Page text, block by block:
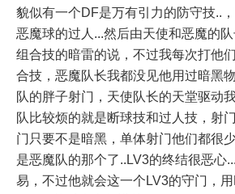
貌似有一个DF是万有引力的防守技..
恶魔球的过人...然后由天使和恶魔的
组合技的暗雷的说，不过我每次打他
合技，恶魔队长我都没见他用过暗黑
队的胖子射门，天使队长的天堂驱动
队比较烦的就是断球技和过人技，射
门只要不是暗黑，单体射门他们都很
是恶魔队的那个了..LV3的终结很恶心
易，不过他就会这一个LV3的守门，